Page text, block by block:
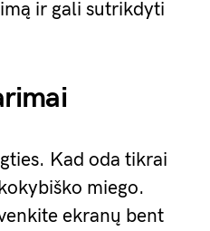
ir gali sutrikdyti
Kad oda tikrai
miego.
ekranų bent